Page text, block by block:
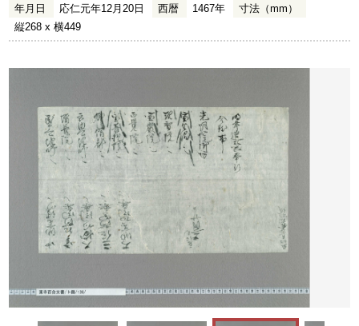
年月日 応仁元年12月20日 西暦 1467年
寸法（mm）
縦268 x 横449